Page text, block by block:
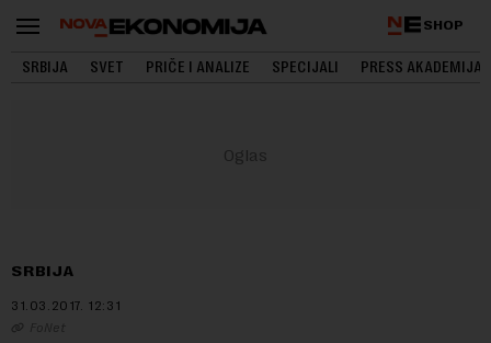
SHOP
SRBIJA SVET PRIČE I ANALIZE SPECIJALI PRESS AKADEMIJA
SRBIJA
31.03.2017. 12:31
FoNet